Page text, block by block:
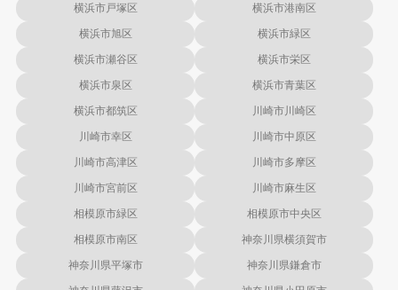
横浜市戸塚区 横浜市港南区
横浜市旭区 横浜市緑区
横浜市瀬谷区 横浜市栄区
横浜市泉区 横浜市青葉区
横浜市都筑区 川崎市川崎区
川崎市幸区 川崎市中原区
川崎市高津区 川崎市多摩区
川崎市宮前区 川崎市麻生区
相模原市緑区 相模原市中央区
相模原市南区 神奈川県横須賀市
神奈川県平塚市 神奈川県鎌倉市